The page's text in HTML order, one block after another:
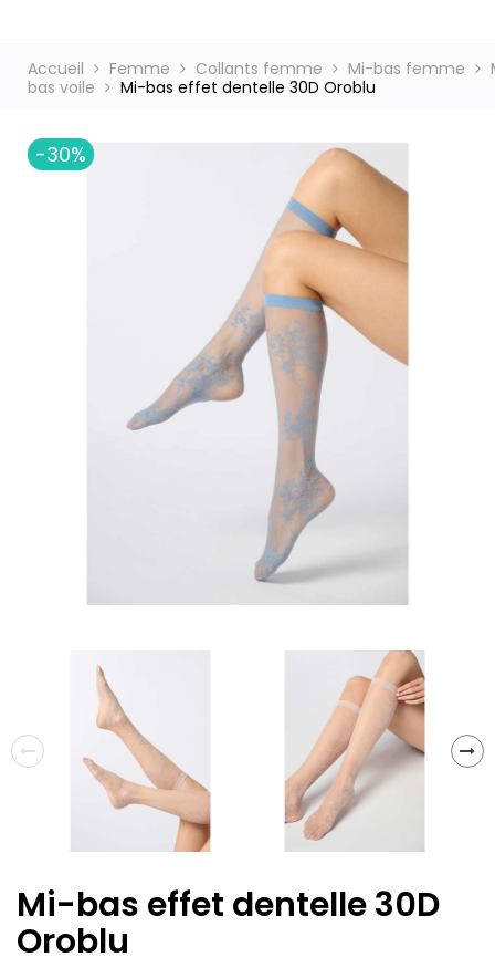
Accueil Femme Collants femme Mi-bas femme
bas voile
Mi-bas effet dentelle 30D Oroblu
-30%
Mi-bas effet dentelle 30D
Oroblu